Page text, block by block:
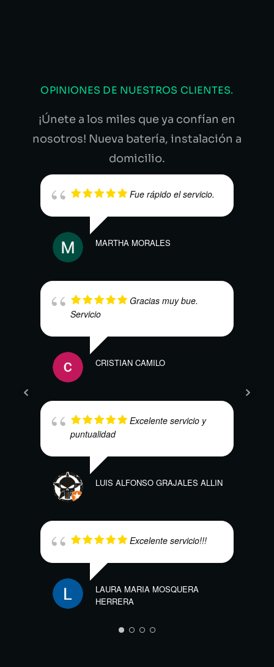
OPINIONES DE NUESTROS CLIENTES.
¡Únete a los miles que ya confían en
nosotros! Nueva batería, instalación a
domicilio.
Fue rápido el servicio.
MARTHA MORALES
Gracias muy bue.
Servicio
CRISTIAN CAMILO
Excelente servicio y
puntualidad
LUIS ALFONSO GRAJALES ALLIN
Excelente servicio!!!
LAURA MARIA MOSQUERA
HERRERA